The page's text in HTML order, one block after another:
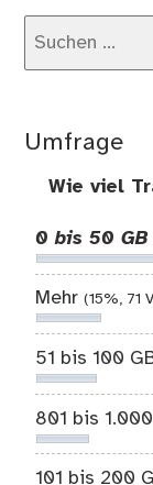
Umfrage
Wie viel
0 bis 50
Mehr(15%, 71
51 bis 100
801 bis
101 bis 200